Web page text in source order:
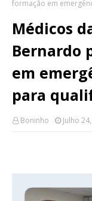
formação em
Médicos
Bernardo
em
para
Boninho Julho